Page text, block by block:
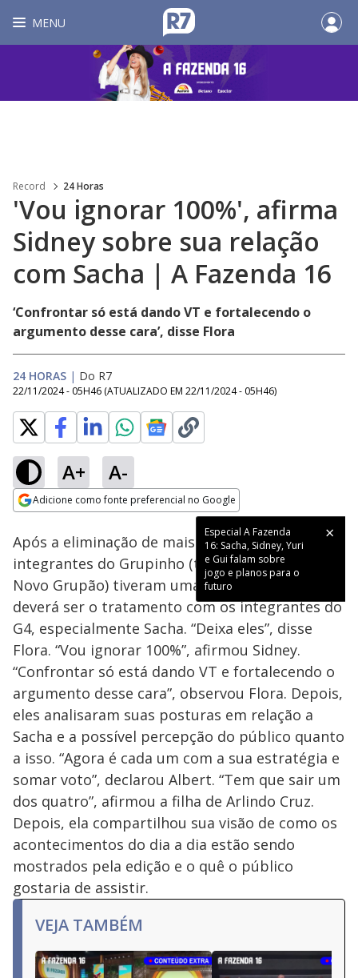
MENU
Record 24 Horas
'Vou ignorar 100%', afirma
Sidney sobre sua relação
com Sacha | A Fazenda 16
‘Confrontar só está dando VT e fortalecendo o
argumento desse cara’, disse Flora
24 HORAS | Do R7
22/11/2024 - 05H46 (ATUALIZADO EM 22/11/2024 - 05H46)
A+ A-
Adicione como fonte preferencial no Google
Especial A Fazenda
16: Sacha, Sidney, Yuri
e Gui falam sobre
jogo e planos para o
futuro
Ativar
Loaded :
14.76%
Após a eliminação de mais uma aliada, os
integrantes do Grupinho (também chamado de
Novo Grupão) tiveram uma reunião sobre como
deverá ser o tratamento com os integrantes do
G4, especialmente Sacha. “Deixa eles”, disse
Flora. “Vou ignorar 100%”, afirmou Sidney.
“Confrontar só está dando VT e fortalecendo o
argumento desse cara”, observou Flora. Depois,
eles analisaram suas posturas em relação a
Sacha e a possível percepção do público quanto
a isso. “Agora é cada um com a sua estratégia e
somar voto”, declarou Albert. “Tem que sair um
dos quatro”, afirmou a filha de Arlindo Cruz.
Depois, ela compartilhou sua visão de como os
acontecimentos do dia a dia estão sendo
mostrados pela edição e o quê o público
gostaria de assistir.
VEJA TAMBÉM